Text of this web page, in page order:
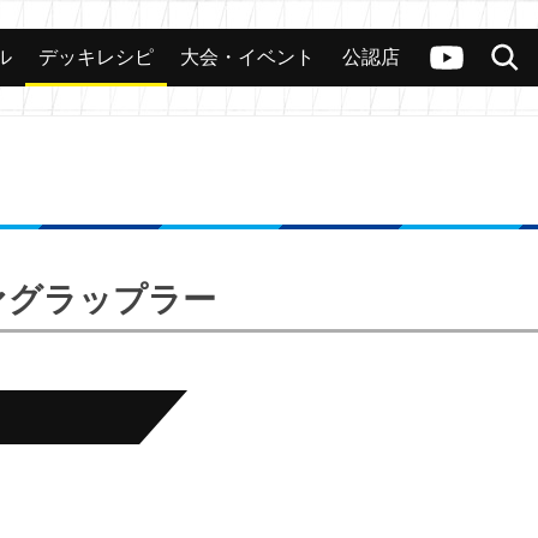
ヴァンガードch
検索
カード 大会 公認店舗 その他
デッキレシピ 大会・イベント 公認店
ラップラー